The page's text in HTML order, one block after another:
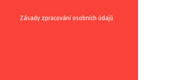
Zásady zpracování osobních údajů